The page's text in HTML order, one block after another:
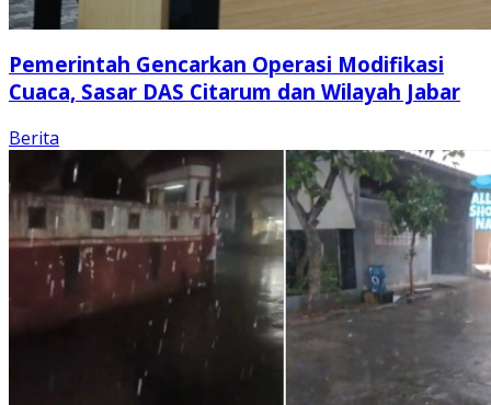
Pemerintah Gencarkan Operasi Modifikasi
Cuaca, Sasar DAS Citarum dan Wilayah Jabar
Berita